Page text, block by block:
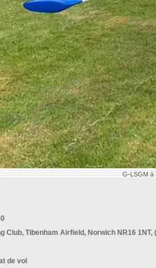
G-LSGM à
Club, Tibenham Airfield, Norwich NR16 1NT,
de vol